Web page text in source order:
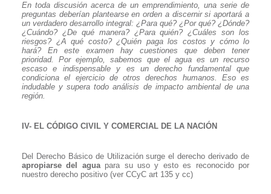
En toda discusión acerca de un emprendimiento, una serie de
preguntas deberían plantearse en orden a discernir si aportará a
un verdadero desarrollo integral: ¿Para qué? ¿Por qué? ¿Dónde?
¿Cuándo? ¿De qué manera? ¿Para quién? ¿Cuáles son los
riesgos? ¿A qué costo? ¿Quién paga los costos y cómo lo
hará? En este examen hay cuestiones que deben tener
prioridad. Por ejemplo, sabemos que el agua es un recurso
escaso e indispensable y es un derecho fundamental que
condiciona el ejercicio de otros derechos humanos. Eso es
indudable y supera todo análisis de impacto ambiental de una
región.
IV- EL CÓDIGO CIVIL Y COMERCIAL DE LA NACIÓN
Del Derecho Básico de Utilización surge el derecho derivado de
apropiarse del agua para su uso y esto es reconocido por
nuestro derecho positivo (ver CCyC art 135 y cc)